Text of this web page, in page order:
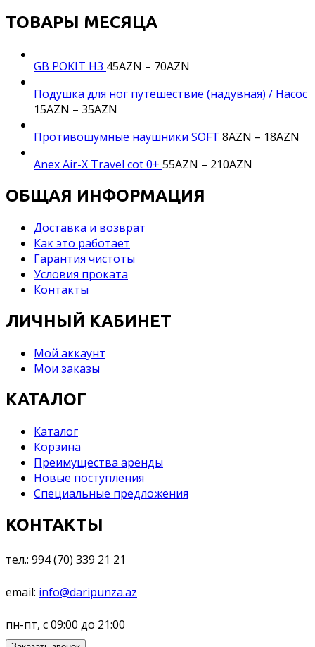
ТОВАРЫ МЕСЯЦА
GB POKIT H3 45AZN – 70AZN
Подушка для ног путешествие (надувная) / Насос
15AZN – 35AZN
Противошумные наушники SOFT 8AZN – 18AZN
Anex Air-X Travel cot 0+ 55AZN – 210AZN
ОБЩАЯ ИНФОРМАЦИЯ
Доставка и возврат
Как это работает
Гарантия чистоты
Условия проката
Контакты
ЛИЧНЫЙ КАБИНЕТ
Мой аккаунт
Мои заказы
КАТАЛОГ
Каталог
Корзина
Преимущества аренды
Новые поступления
Специальные предложения
КОНТАКТЫ
тел.: 994 (70) 339 21 21
email: info@daripunza.az
пн-пт, с 09:00 до 21:00